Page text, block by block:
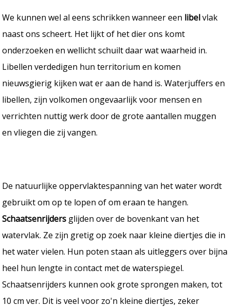
We kunnen wel al eens schrikken wanneer een libelvlak
naast ons scheert. Het lijkt of het dier ons komt
onderzoeken en wellicht schuilt daar wat waarheid in.
Libellen verdedigen hun territorium en komen
nieuwsgierig kijken wat er aan de hand is. Waterjuffers en
libellen, zijn volkomen ongevaarlijk voor mensen en
verrichten nuttig werk door de grote aantallen muggen
en vliegen die zij vangen.
De natuurlijke oppervlaktespanning van het water wordt
gebruikt om op te lopen of om eraan te hangen.
Schaatsenrijders glijden over de bovenkant van het
watervlak. Ze zijn gretig op zoek naar kleine diertjes die in
het water vielen. Hun poten staan als uitleggers over bijna
heel hun lengte in contact met de waterspiegel.
Schaatsenrijders kunnen ook grote sprongen maken, tot
10 cm ver. Dit is veel voor zo'n kleine diertjes, zeker